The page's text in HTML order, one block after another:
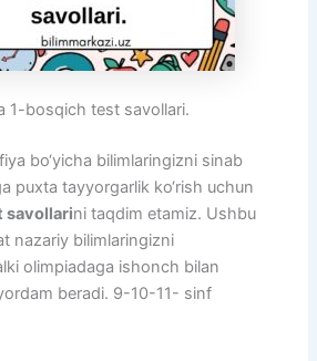
1-bosqich test savollari.
bo‘yicha bilimlaringizni sinab
puxta tayyorgarlik ko‘rish uchun
savollarini taqdim etamiz. Ushbu
nazariy bilimlaringizni
olimpiadaga ishonch bilan
beradi. 9-10-11- sinf